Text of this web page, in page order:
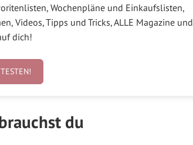
Wochenpläne und Einkaufslisten,
Videos, Tipps und Tricks, ALLE Magazine und
dich!
du